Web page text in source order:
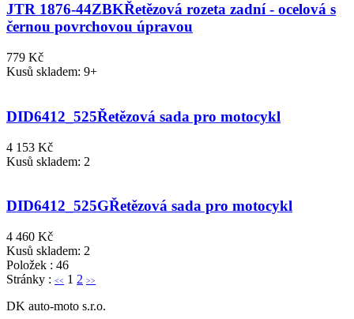
JTR 1876-44ZBKŘetězová rozeta zadní - ocelová s
černou povrchovou úpravou
779 Kč
Kusů skladem: 9+
DID6412_525Řetězová sada pro motocykl
4 153 Kč
Kusů skladem: 2
DID6412_525GŘetězová sada pro motocykl
4 460 Kč
Kusů skladem: 2
Položek : 46
Stránky : << 1 2 >>
DK auto-moto s.r.o.